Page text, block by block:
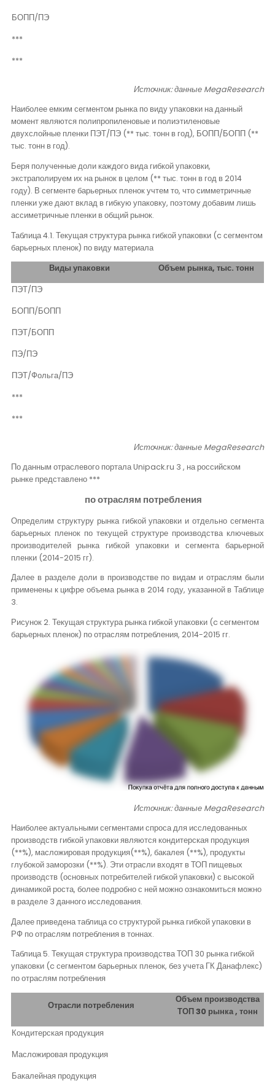
БОПП/ПЭ
***
***
Источник: данные MegaResearch
Наиболее емким сегментом рынка по виду упаковки на данный
момент являются полипропиленовые и полиэтиленовые
двухслойные пленки ПЭТ/ПЭ (** тыс. тонн в год), БОПП/БОПП (**
тыс. тонн в год).
Беря полученные доли каждого вида гибкой упаковки,
экстраполируем их на рынок в целом (** тыс. тонн в год в 2014
году). В сегменте барьерных пленок учтем то, что симметричные
пленки уже дают вклад в гибкую упаковку, поэтому добавим лишь
ассиметричные пленки в общий рынок.
Таблица 4.1. Текущая структура рынка гибкой упаковки (c сегментом
барьерных пленок) по виду материала
Виды упаковки
Объем рынка, тыс. тонн
ПЭТ/ПЭ
БОПП/БОПП
ПЭТ/БОПП
ПЭ/ПЭ
ПЭТ/Фольга/ПЭ
***
***
Источник: данные MegaResearch
По данным отраслевого порталаUnipack.ru 3 , на российском
рынке представлено ***
по отраслям потребления
Определим структуру рынка гибкой упаковки и отдельно сегмента
барьерных пленок по текущей структуре производства ключевых
производителей рынка гибкой упаковки и сегмента барьерной
пленки (2014-2015 гг).
Далее в разделе доли в производстве по видам и отраслям были
применены к цифре объема рынка в 2014 году, указанной в Таблице
3.
Рисунок 2. Текущая структура рынка гибкой упаковки (c сегментом
барьерных пленок) по отраслям потребления, 2014-2015 гг.
Источник: данные MegaResearch
Наиболее актуальными сегментами спроса для исследованных
производств гибкой упаковки являются кондитерская продукция
(**%), масложировая продукция(**%), бакалея (**%), продукты
глубокой заморозки (**%). Эти отрасли входят в ТОП пищевых
производств (основных потребителей гибкой упаковки) с высокой
динамикой роста, более подробно с ней можно ознакомиться можно
в разделе 3 данного исследования.
Далее приведена таблица со структурой рынка гибкой упаковки в
РФ по отраслям потребления в тоннах.
Таблица 5. Текущая структура производства ТОП 30 рынка гибкой
упаковки (c сегментом барьерных пленок, без учета ГК Данафлекс)
по отраслям потребления
Отрасли потребления
Объем производства
ТОП 30 рынка , тонн
Кондитерская продукция
Масложировая продукция
Бакалейная продукция